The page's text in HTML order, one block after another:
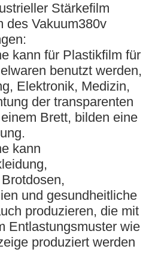
Stärkefilm
des Vakuum380v
kann für Plastikfilm für
benutzt werden,
Elektronik, Medizin,
der transparenten
Brett, bilden eine
kann
und gesundheitliche
produzieren, die mit
Entlastungsmuster wie
produziert werden